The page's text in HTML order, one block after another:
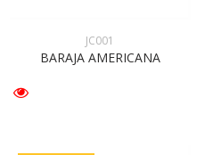
JC001
BARAJA AMERICANA